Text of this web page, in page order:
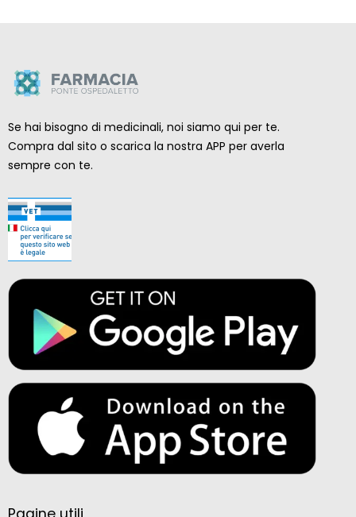
Se hai bisogno di medicinali, noi siamo qui per te.
Compra dal sito o scarica la nostra APP per averla
sempre con te.